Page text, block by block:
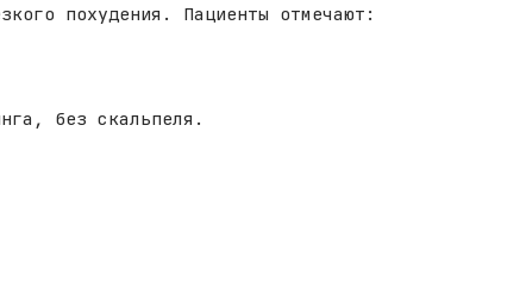
похудения. Пациенты отмечают:
без скальпеля.